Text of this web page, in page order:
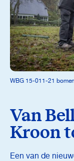
WBG 15-011-21
Van
Kroon
Een van de